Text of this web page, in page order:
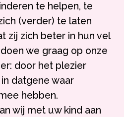
te helpen, te
(verder) te laten
zij zich beter in hun vel
we graag op onze
door het plezier
datgene waar
hebben.
wij met uw kind aan